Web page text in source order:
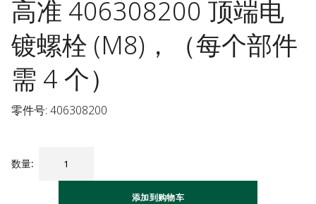
高准 406308200 顶端电
镀螺栓 (M8)，（每个部件
需 4 个）
零件号: 406308200
数量:
添加到购物车